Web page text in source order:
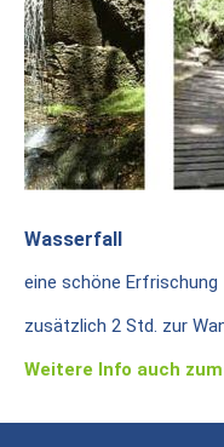
Wasserfall
eine schöne Erfrischung
zusätzlich 2 Std. zur
Weitere Info auch